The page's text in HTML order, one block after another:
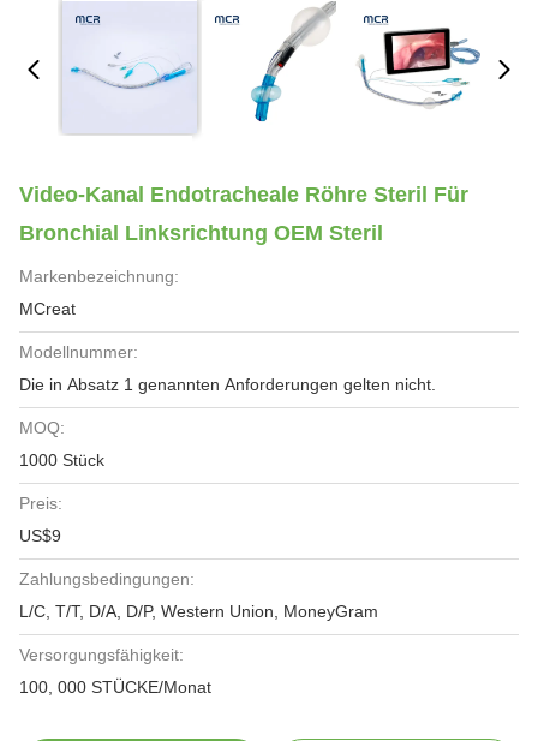
Video-Kanal Endotracheale Röhre Steril Für
Bronchial Linksrichtung OEM Steril
Markenbezeichnung:
MCreat
Modellnummer:
Die in Absatz 1 genannten Anforderungen gelten nicht.
MOQ:
1000 Stück
Preis:
US$9
Zahlungsbedingungen:
L/C, T/T, D/A, D/P, Western Union, MoneyGram
Versorgungsfähigkeit:
100, 000 STÜCKE/Monat